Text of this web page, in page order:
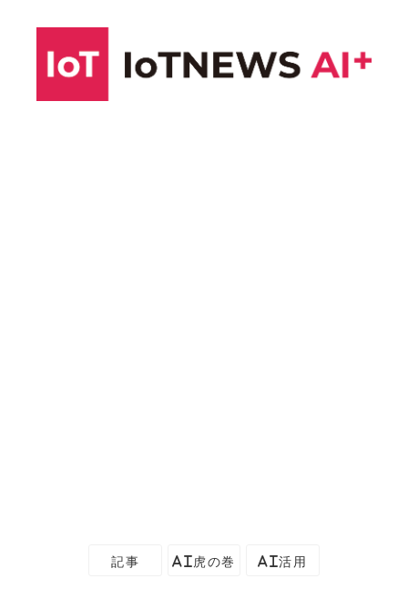
記事 AI虎の巻 AI活用